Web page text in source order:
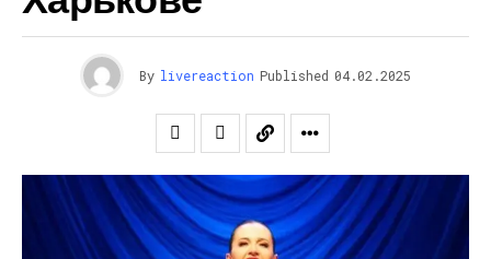
By livereaction Published 04.02.2025